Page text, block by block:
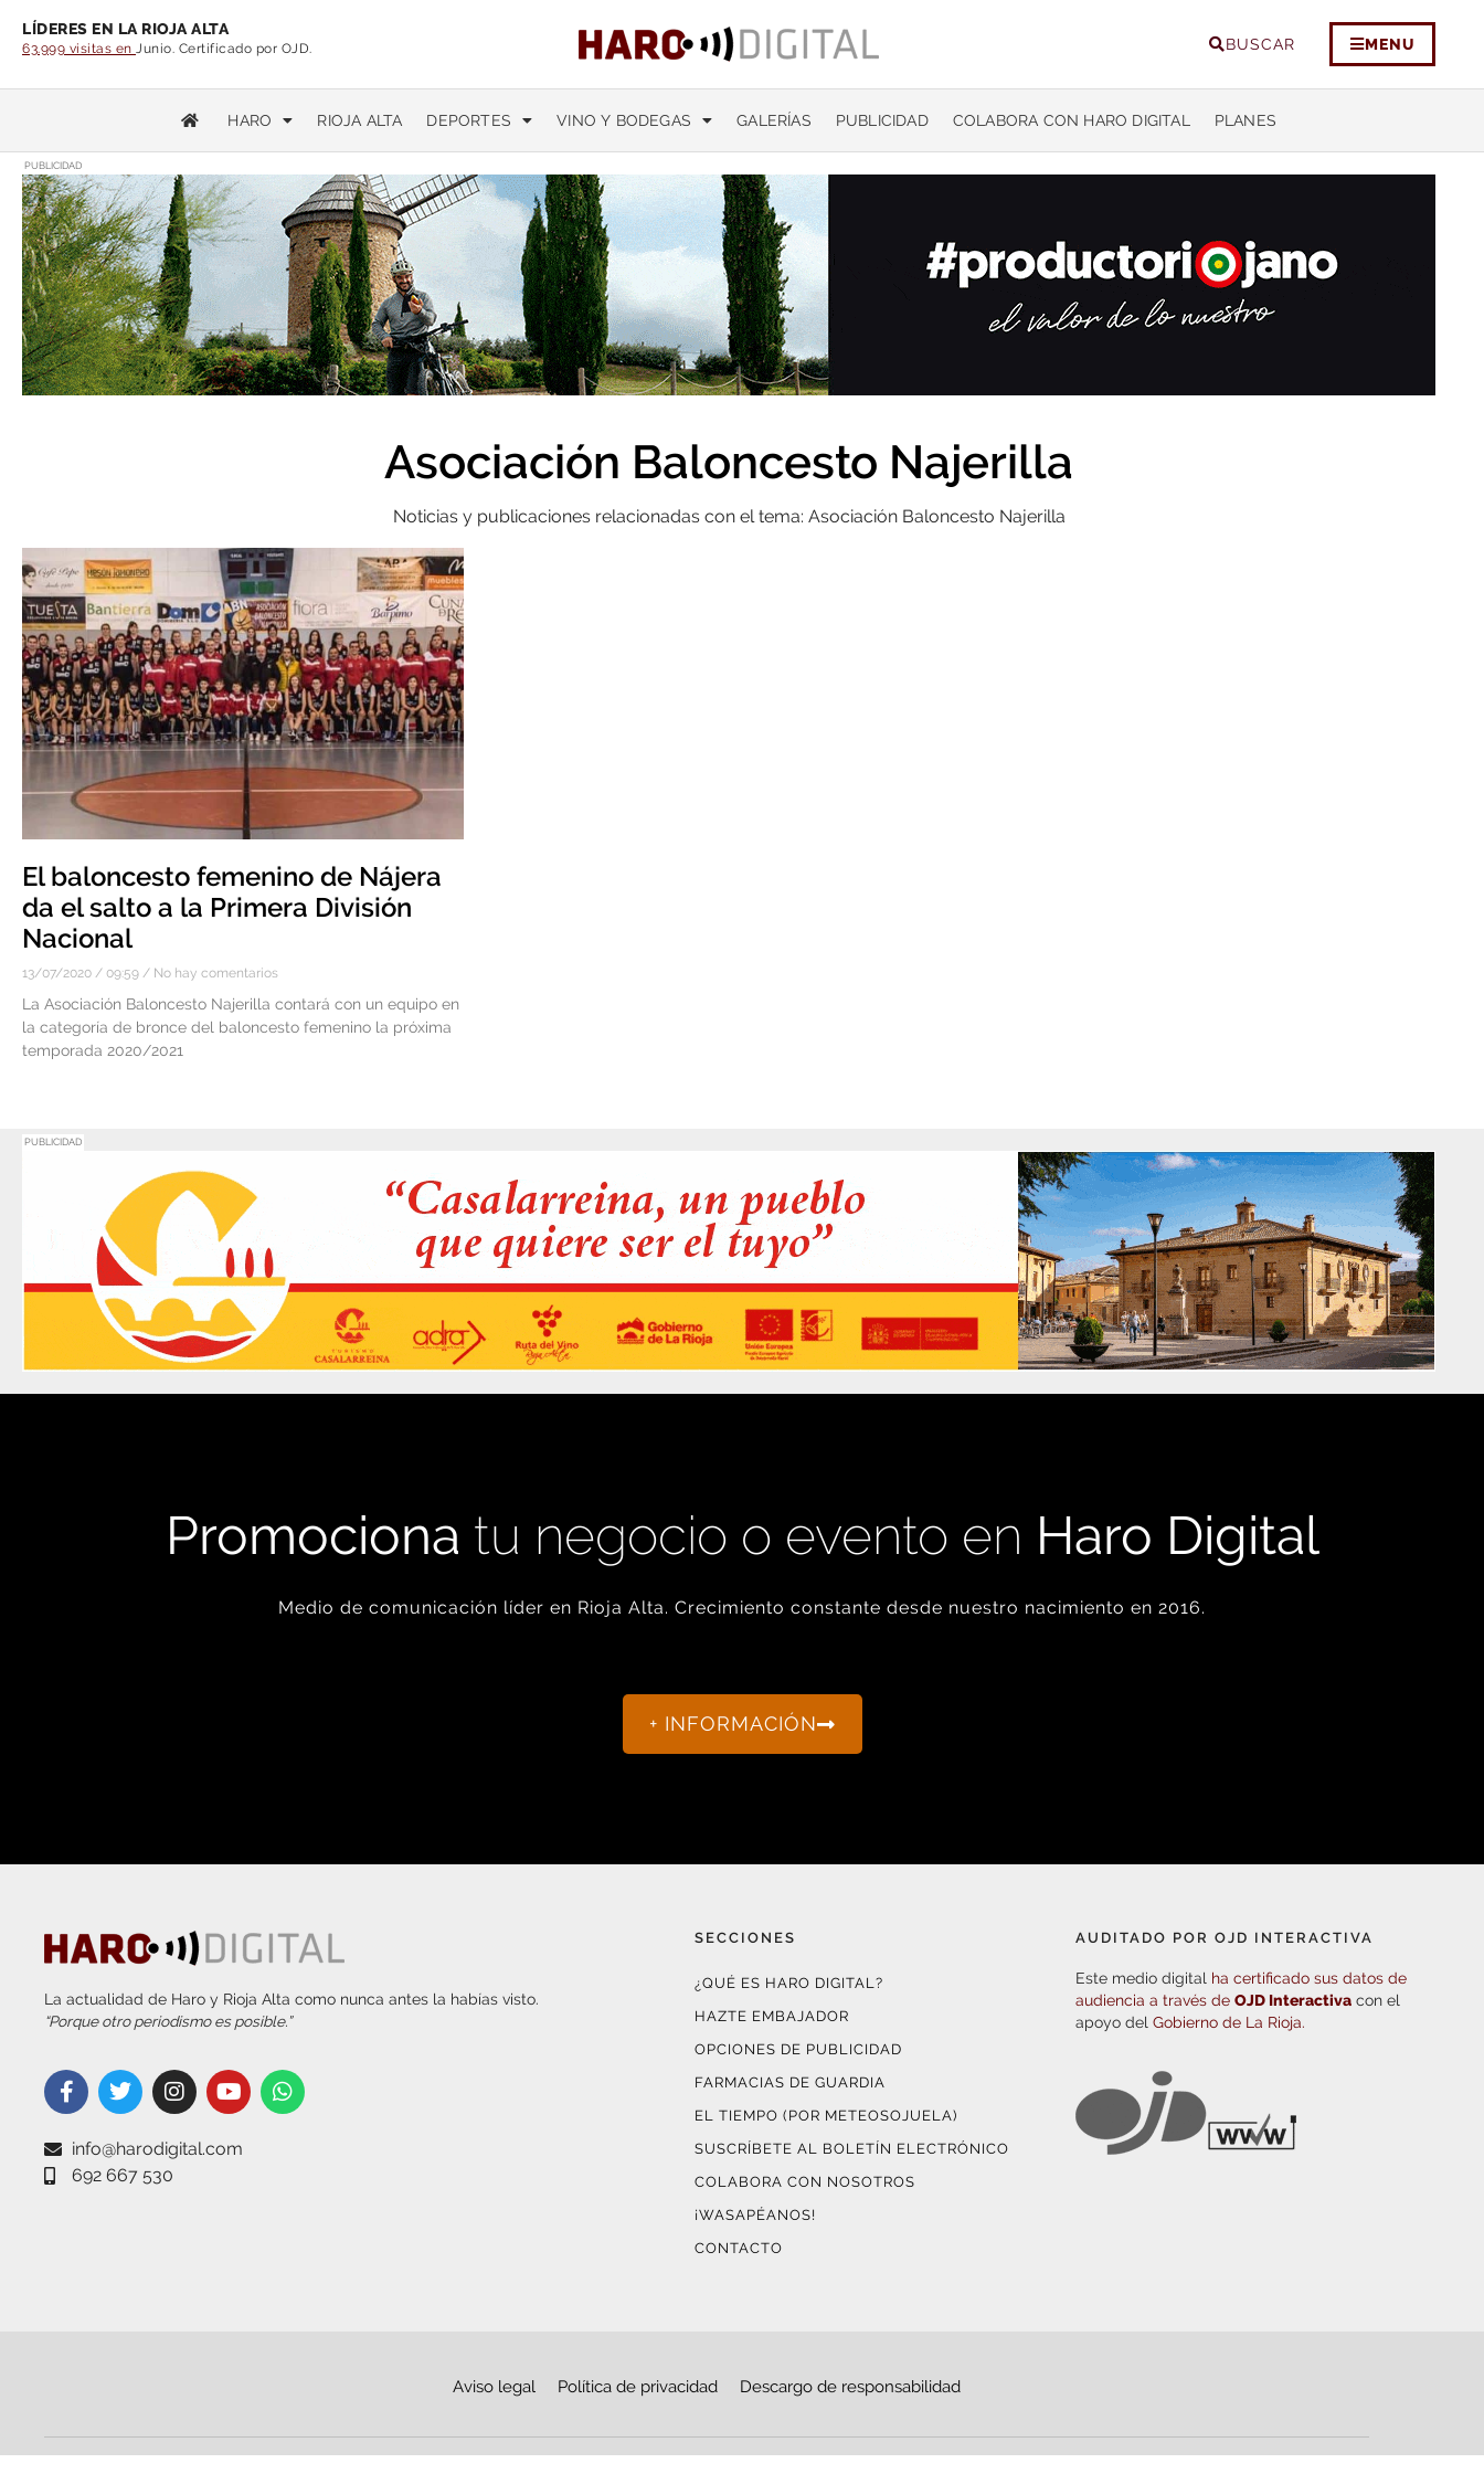
LÍDERES EN LA RIOJA ALTA
63.999 visitas en Junio. Certificado por OJD. BUSCAR MENU
HARO RIOJA ALTA DEPORTES VINO Y BODEGAS GALERÍAS PUBLICIDAD COLABORA CON HARO DIGITAL PLANES
PUBLICIDAD
Asociación Baloncesto Najerilla
Noticias y publicaciones relacionadas con el tema: Asociación Baloncesto Najerilla
El baloncesto femenino de Nájera
da el salto a la Primera División
Nacional
13/07/2020 09:59 No hay comentarios
La Asociación Baloncesto Najerilla contará con un equipo en
la categoría de bronce del baloncesto femenino la próxima
temporada 2020/2021
PUBLICIDAD
Promociona tu negocio o evento en Haro Digital
Medio de comunicación líder en Rioja Alta. Crecimiento constante desde nuestro nacimiento en 2016.
+ INFORMACIÓN
La actualidad de Haro y Rioja Alta como nunca antes la habías visto.
“Porque otro periodismo es posible.”
info@harodigital.com
692 667 530
SECCIONES
¿QUÉ ES HARO DIGITAL?
HAZTE EMBAJADOR
OPCIONES DE PUBLICIDAD
FARMACIAS DE GUARDIA
EL TIEMPO (POR METEOSOJUELA)
SUSCRÍBETE AL BOLETÍN ELECTRÓNICO
COLABORA CON NOSOTROS
¡WASAPÉANOS!
CONTACTO
AUDITADO POR OJD INTERACTIVA
Este medio digital ha certificado sus datos de
audiencia a través deOJD Interactiva con el
apoyo delGobierno de La Rioja.
Aviso legal Política de privacidad Descargo de responsabilidad